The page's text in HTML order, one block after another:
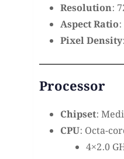
Resolution:
Aspect Ratio
Pixel Density
Processor
Chipset:
CPU: Octa-
4×2.0